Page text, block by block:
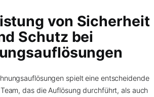
von Sicherheit
Schutz bei
spielt eine entscheidende
das die Auflösung durchführt, als auch